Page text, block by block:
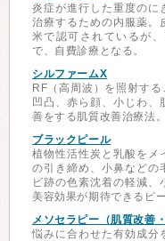
炎症が進行した重度のに
治療するための内服薬。
米で認可されているが
で、自費診療となる。
シルファームX
RF（高周波）を照射す
凹凸、赤ら顔、小じわ、
善をする肌質改善治療法。
ブラックピール
植物性活性炭と乳酸をメ
の引き締め、小鼻などの
ビ跡の色素沈着の軽減、
美容効果が期待できるピ
メソセラピー（肌質改善
悩みに合わせた有効成分